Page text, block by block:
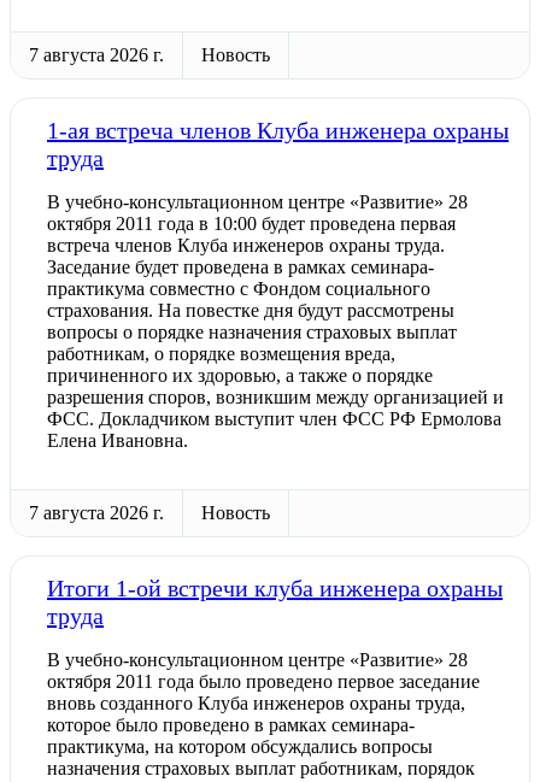
7 августа 2026 г. Новость
1-ая встреча членов Клуба инженера охраны
труда
В учебно-консультационном центре «Развитие» 28
октября 2011 года в 10:00 будет проведена первая
встреча членов Клуба инженеров охраны труда.
Заседание будет проведена в рамках семинара-
практикума совместно с Фондом социального
страхования. На повестке дня будут рассмотрены
вопросы о порядке назначения страховых выплат
работникам, о порядке возмещения вреда,
причиненного их здоровью, а также о порядке
разрешения споров, возникшим между организацией и
ФСС. Докладчиком выступит член ФСС РФ Ермолова
Елена Ивановна.
7 августа 2026 г. Новость
Итоги 1-ой встречи клуба инженера охраны
труда
В учебно-консультационном центре «Развитие» 28
октября 2011 года было проведено первое заседание
вновь созданного Клуба инженеров охраны труда,
которое было проведено в рамках семинара-
практикума, на котором обсуждались вопросы
назначения страховых выплат работникам, порядок